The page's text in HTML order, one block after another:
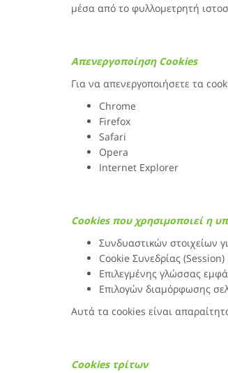
μέσα από το φυλλομετρητή
Απενεργοποίηση Cookies
Για να απενεργοποιήσετε τα
Chrome
Firefox
Safari
Opera
Internet Explorer
Cookies που χρησιμοποιεί η
Συνδυαστικών στοιχείων
Cookie Συνεδρίας (Session)
Επιλεγμένης γλώσσας
Επιλογών διαμόρφωσης
Αυτά τα cookies είναι
Cookies τρίτων